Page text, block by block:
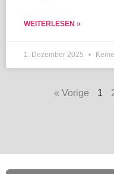
WEITERLESEN »
1. Dezember 2025
« Vorige 1